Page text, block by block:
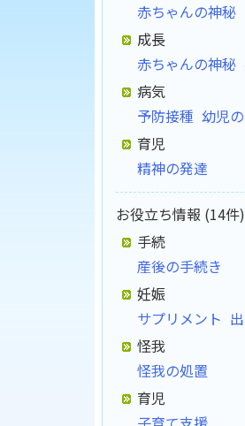
赤ちゃんの神秘
成長
赤ちゃんの神秘
病気
予防接種 幼児
育児
精神の発達
お役立ち情報 (14件)
手続
産後の手続き
妊娠
サプリメント
怪我
怪我の処置
育児